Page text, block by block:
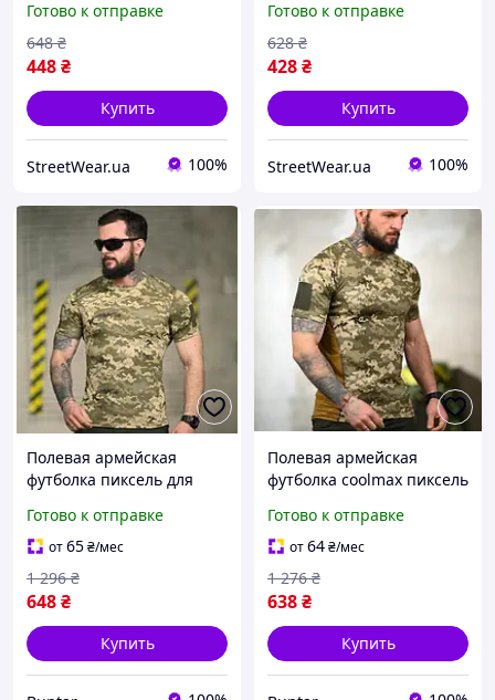
Армейская пиксельная
футболка анатомическая
pixel на лето tdprbl
Готово к отправке
448₴
648 ₴
Купить
StreetWear.ua 100%
дышащая футболка
пиксель для ЗСУ tdprbl
Готово к отправке
428₴
628 ₴
Купить
StreetWear.ua 100%
Полевая армейская
футболка пиксель для
1583
Готово к отправке
от65₴/мес
648₴
1 296 ₴
Купить
Полевая армейская
футболка coolmax пиксель
1704
Готово к отправке
от64₴/мес
638₴
1 276 ₴
Купить